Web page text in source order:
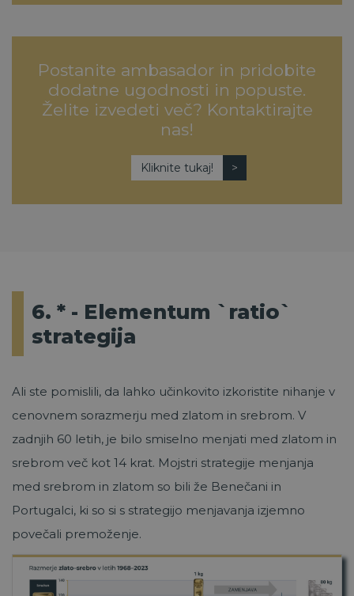
Postanite ambasador in pridobite
dodatne ugodnosti in popuste.
Želite izvedeti več? Kontaktirajte
nas!
Kliknite tukaj!
6. * - Elementum `ratio`
strategija
Ali ste pomislili, da lahko učinkovito izkoristite nihanje v
cenovnem sorazmerju med zlatom in srebrom. V
zadnjih 60 letih, je bilo smiselno menjati med zlatom in
srebrom več kot 14 krat. Mojstri strategije menjanja
med srebrom in zlatom so bili že Benečani in
Portugalci, ki so si s strategijo menjavanja izjemno
povečali premoženje.